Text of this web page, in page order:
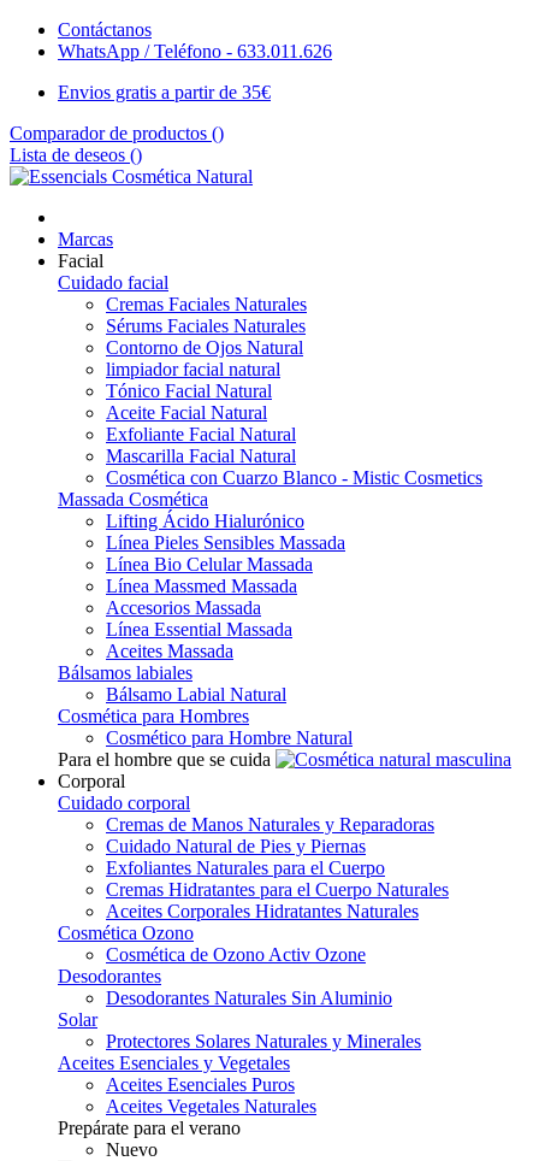
Contáctanos
WhatsApp / Teléfono - 633.011.626
Envios gratis a partir de 35€
Comparador de productos ()
Lista de deseos ()
Marcas
Facial
Cuidado facial
Cremas Faciales Naturales
Sérums Faciales Naturales
Contorno de Ojos Natural
limpiador facial natural
Tónico Facial Natural
Aceite Facial Natural
Exfoliante Facial Natural
Mascarilla Facial Natural
Cosmética con Cuarzo Blanco - Mistic Cosmetics
Massada Cosmética
Lifting Ácido Hialurónico
Línea Pieles Sensibles Massada
Línea Bio Celular Massada
Línea Massmed Massada
Accesorios Massada
Línea Essential Massada
Aceites Massada
Bálsamos labiales
Bálsamo Labial Natural
Cosmética para Hombres
Cosmético para Hombre Natural
Para el hombre que se cuida
Corporal
Cuidado corporal
Cremas de Manos Naturales y Reparadoras
Cuidado Natural de Pies y Piernas
Exfoliantes Naturales para el Cuerpo
Cremas Hidratantes para el Cuerpo Naturales
Aceites Corporales Hidratantes Naturales
Cosmética Ozono
Cosmética de Ozono Activ Ozone
Desodorantes
Desodorantes Naturales Sin Aluminio
Solar
Protectores Solares Naturales y Minerales
Aceites Esenciales y Vegetales
Aceites Esenciales Puros
Aceites Vegetales Naturales
Prepárate para el verano
Nuevo